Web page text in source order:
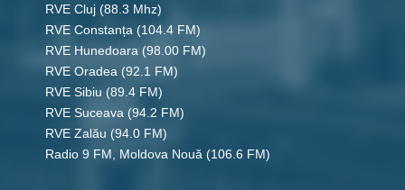
RVE Cluj (88.3 Mhz)
RVE Constanța (104.4 FM)
RVE Hunedoara (98.00 FM)
RVE Oradea (92.1 FM)
RVE Sibiu (89.4 FM)
RVE Suceava (94.2 FM)
RVE Zalău (94.0 FM)
Radio 9 FM, Moldova Nouă (106.6 FM)